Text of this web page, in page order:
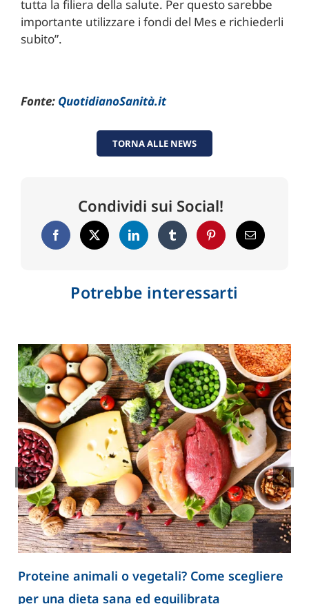
tutta la filiera della salute. Per questo sarebbe
importante utilizzare i fondi del Mes e richiederli
subito”.
Fonte: QuotidianoSanità.it
TORNA ALLE NEWS
Condividi sui Social!
Potrebbe interessarti
Proteine animali o vegetali? Come scegliere
per una dieta sana ed equilibrata